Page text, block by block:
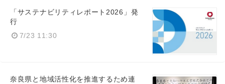
「サステナビリティレポート2026」発
行
7/23 11:30
奈良県と地域活性化を推進するため連